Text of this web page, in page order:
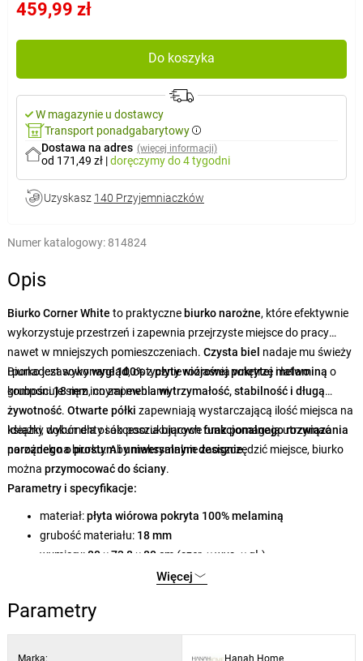
459,99 zł
Do koszyka
W magazynie u dostawcy
Transport ponadgabarytowy
Dostawa na adres (więcej informacji)
od 171,49 zł |doręczymydo 4 tygodni
Uzyskasz 140 Przyjemniaczków
Numer katalogowy: 814824
Opis
Biurko Corner White to praktycznebiurko narożne, które efektywnie
wykorzystuje przestrzeń i zapewnia przejrzyste miejsce do pracy
nawet w mniejszych pomieszczeniach. Czysta biel nadaje mu świeży
i ponadczasowywygląd, optycznie rozjaśnia wnętrze i łatwo
komponuje się z innymi meblami.
Biurko jest wykonane100%zpłyty wiórowej pokrytej melaminą o
grubości18 mm, co zapewniawytrzymałość, stabilność i długą
żywotność. Otwarte półki zapewniają wystarczającą ilość miejsca na
książki, dokumenty i akcesoria biurowe oraz pomagają utrzymać
porządek na biurku. Aby maksymalnie zaoszczędzić miejsce, biurko
można przymocować do ściany.
Idealny wybór dla osób poszukującychfunkcjonalnego rozwiązania
narożnego o prostym i uniwersalnym designie.
Parametry i specyfikacje:
materiał:płyta wiórowa pokryta 100% melaminą
grubość materiału: 18 mm
wymiary: 80 × 73,8 × 80 cm (szer. × wys. × gł.)
Więcej
Parametry
Marka: Hanah Home